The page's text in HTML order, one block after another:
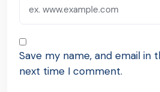
Save my name, and email in
next time I comment.